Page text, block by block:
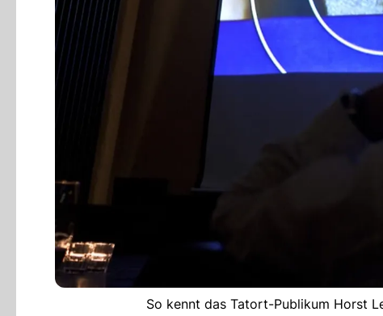
So kennt das Tatort-Publikum Horst